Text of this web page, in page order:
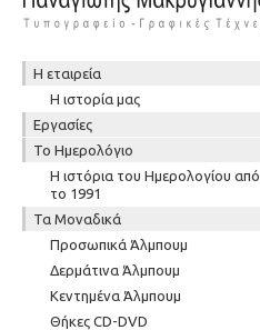
Μενού
Skip to content
Η εταιρεία
Η ιστορία μας
Εργασίες
To Ημερολόγιο
Η ιστόρια του Ημερολογίου από
το 1991
Τα Μοναδικά
Προσωπικά Άλμπουμ
Δερμάτινα Άλμπουμ
Κεντημένα Άλμπουμ
Θήκες CD-DVD